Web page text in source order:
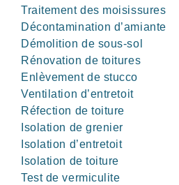
Traitement des moisissures
Décontamination d’amiante
Démolition de sous-sol
Rénovation de toitures
Enlèvement de stucco
Ventilation d’entretoit
Réfection de toiture
Isolation de grenier
Isolation d’entretoit
Isolation de toiture
Test de vermiculite